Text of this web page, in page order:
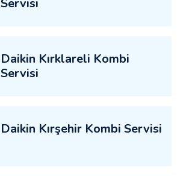
Daikin Kırklareli Kombi
Servisi
Daikin Kırşehir Kombi Servisi